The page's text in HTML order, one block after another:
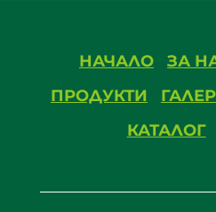
НАЧАЛО ЗА
ПРОДУКТИ
КАТАЛОГ